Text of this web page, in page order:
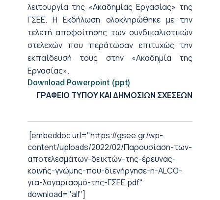
λειτουργία της «Ακαδημίας Εργασίας» της
ΓΣΕΕ. Η Εκδήλωση ολοκληρώθηκε με την
τελετή αποφοίτησης των συνδικαλιστικών
στελεχών που περάτωσαν επιτυχώς την
εκπαίδευσή τους στην «Ακαδημία της
Εργασίας».
Download Powerpoint (ppt)
ΓΡΑΦΕΙΟ ΤΥΠΟΥ ΚΑΙ ΔΗΜΟΣΙΩΝ ΣΧΕΣΕΩΝ
[embeddoc url="https://gsee.gr/wp-
content/uploads/2022/02/Παρουσίαση-των-
αποτελεσμάτων-δεικτών-της-έρευνας-
κοινής-γνώμης-που-διενήργησε-η-ALCO-
για-λογαριασμό-της-ΓΣΕΕ.pdf"
download="all"]